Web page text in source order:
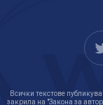
Всички текстове
закрила на "Закона за